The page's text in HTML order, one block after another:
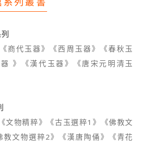
商代玉器》《西周玉器》《春秋玉
》《漢代玉器》《唐宋元明清玉
文物精粹》《古玉選粹1》《佛教文
教文物選粹2》《漢唐陶俑》《青花